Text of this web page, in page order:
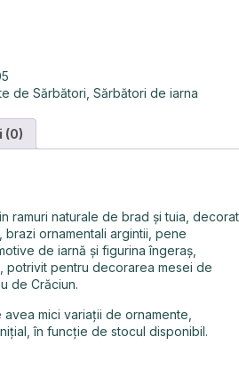
de Sărbători Sărbători de iarna
(0)
ramuri naturale de brad și tuia, decorat
brazi ornamentali argintii, pene
de iarnă și figurina îngeraș,
potrivit pentru decorarea mesei de
de Crăciun.
mici variații de ornamente,
în funcție de stocul disponibil.